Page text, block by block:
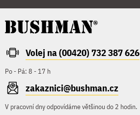
Volej na (00420) 732 387 626
Po - Pá: 8 - 17 h
zakaznici@bushman.cz
V pracovní dny odpovídáme většinou do 2 hodin.